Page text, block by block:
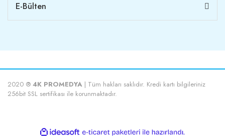
E-Bülten
2020 ® 4K PROMEDYA | Tüm hakları saklıdır. Kredi kartı bilgileriniz
256bit SSL sertifikası ile korunmaktadır.
ideasoft e-